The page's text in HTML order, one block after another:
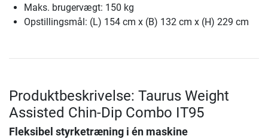
Maks. brugervægt: 150 kg
Opstillingsmål: (L) 154 cm x (B) 132 cm x (H) 229 cm
Produktbeskrivelse: Taurus Weight
Assisted Chin-Dip Combo IT95
Fleksibel styrketræning i én maskine